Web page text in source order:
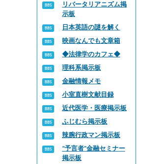
リバータリアニズム掲
示板
日本英語の謎を解く
映画なんでも文章箱
◆法律学のカフェ◆
理科系掲示板
金融情報メモ
小室直樹文献目録
近代医学・医療掲示板
ふじむら掲示板
辣腕行政マン掲示板
“予言者”金融セミナー
掲示板